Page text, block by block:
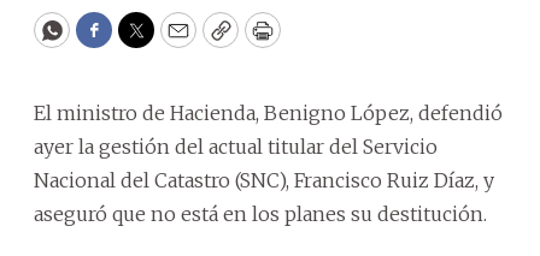
WhatsApp
Facebook
Twitter
EmailCopyPrint
El ministro de Hacienda, Benigno López, defendió
ayer la gestión del actual titular del Servicio
Nacional del Catastro (SNC), Francisco Ruiz Díaz, y
aseguró que no está en los planes su destitución.